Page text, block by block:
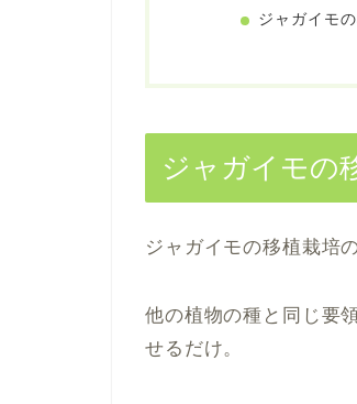
ジャガイモ
ジャガイモの
ジャガイモの移植栽培
他の植物の種と同じ要
せるだけ。